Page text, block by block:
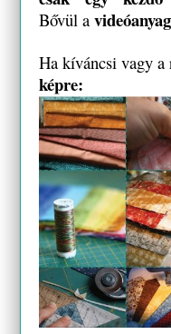
Bővül a
Ha kíváncsi vagy
képre: